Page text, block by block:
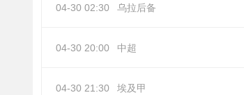
04-30 02:30 乌拉后备
04-30 20:00 中超
04-30 21:30 埃及甲